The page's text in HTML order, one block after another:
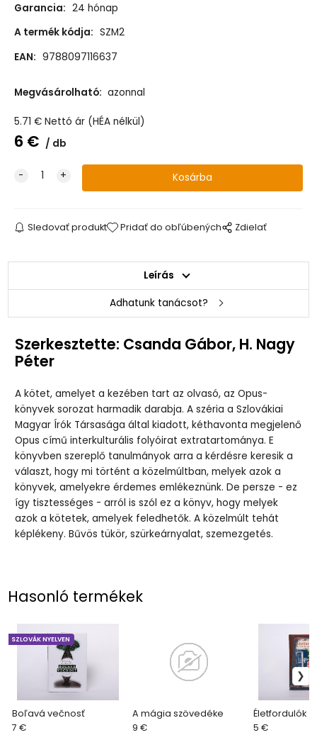
Garancia: 24 hónap
A termék kódja: SZM2
EAN: 9788097116637
Megvásárolható: azonnal
5.71 € Nettó ár (HÉA nélkül)
6 € db
Sledovať produkt Pridať do obľúbených Zdielať
Leírás
Adhatunk tanácsot?
Szerkesztette: Csanda Gábor, H. Nagy
Péter
A kötet, amelyet a kezében tart az olvasó, az Opus-
könyvek sorozat harmadik darabja. A széria a Szlovákiai
Magyar Írók Társasága által kiadott, kéthavonta megjelenő
Opus című interkulturális folyóirat extratartománya. E
könyvben szereplő tanulmányok arra a kérdésre keresik a
választ, hogy mi történt a közelmúltban, melyek azok a
könyvek, amelyekre érdemes emlékeznünk. De persze - ez
így tisztességes - arról is szól ez a könyv, hogy melyek
azok a kötetek, amelyek feledhetők. A közelmúlt tehát
képlékeny. Bűvös tükör, szürkeárnyalat, szemezgetés.
Hasonló termékek
Boľavá večnosť
SZLOVÁK NYELVEN
7 €
A mágia szövedéke
9 €
Életfordulók
5 €